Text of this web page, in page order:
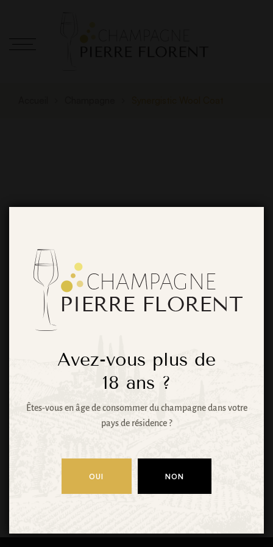
De grandes
choses se
profilent à
l’horizon
Quelque chose d’énorme se prépare ! Notre
boutique est en chantier et sera bientôt lancée !
Avez-vous plus de
18 ans ?
Êtes-vous en âge de consommer du champagne dans votre
pays de résidence ?
OUI NON